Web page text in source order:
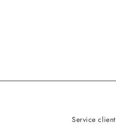
Service client